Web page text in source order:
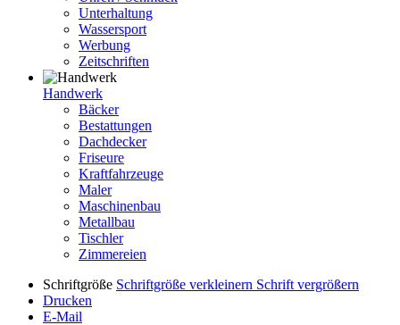
Unterhaltung
Wassersport
Werbung
Zeitschriften
Handwerk
Bäcker
Bestattungen
Dachdecker
Friseure
Kraftfahrzeuge
Maler
Maschinenbau
Metallbau
Tischler
Zimmereien
Schriftgröße Schriftgröße verkleinern Schrift vergrößern
Drucken
E-Mail